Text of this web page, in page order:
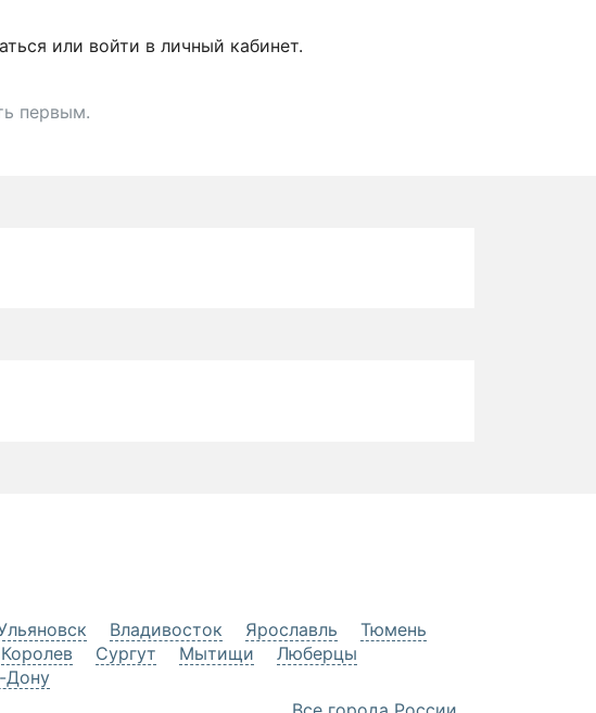
или войти в личный кабинет.
первым.
Владивосток Ярославль
Тюмень
Королев Сургут Мытищи
Люберцы
Дону